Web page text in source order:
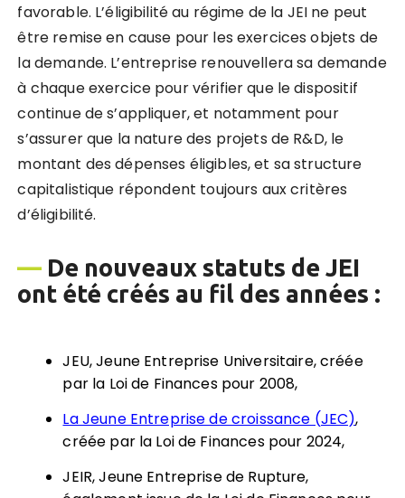
favorable. L’éligibilité au régime de la JEI ne peut
être remise en cause pour les exercices objets de
la demande. L’entreprise renouvellera sa demande
à chaque exercice pour vérifier que le dispositif
continue de s’appliquer, et notamment pour
s’assurer que la nature des projets de R&D, le
montant des dépenses éligibles, et sa structure
capitalistique répondent toujours aux critères
d’éligibilité.
— De nouveaux statuts de JEI
ont été créés au fil des années :
JEU, Jeune Entreprise Universitaire, créée
par la Loi de Finances pour 2008,
La Jeune Entreprise de croissance (JEC),
créée par la Loi de Finances pour 2024,
JEIR, Jeune Entreprise de Rupture,